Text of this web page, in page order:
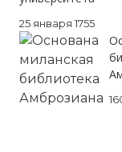
25 января 1755